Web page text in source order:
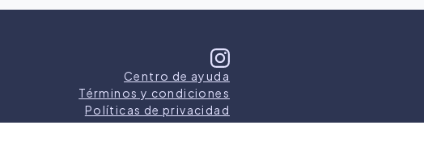
Centro de ayuda
Términos y condiciones
Políticas de privacidad
– Todos los derechos reservados